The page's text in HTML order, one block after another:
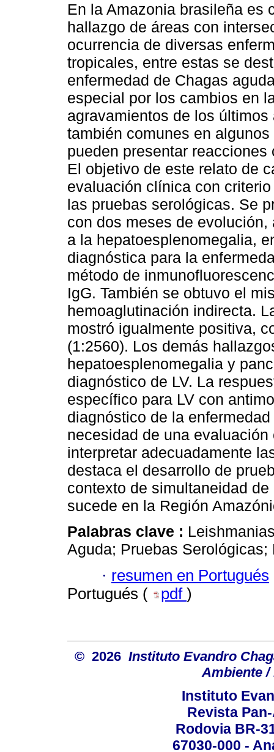
En la Amazonia brasileña es
hallazgo de áreas con
ocurrencia de diversas
tropicales, entre estas se
enfermedad de Chagas
especial por los cambios en
agravamientos de los
también comunes en
pueden presentar
El objetivo de este relato de
evaluación clínica con
las pruebas serológicas. Se
con dos meses de
a la hepatoesplenomegalia,
diagnóstica para la
método de
IgG. También se obtuvo el
hemoaglutinación indirecta.
mostró igualmente positiva,
(1:2560). Los demás
hepatoesplenomegalia y
diagnóstico de LV. La
específico para LV con
diagnóstico de la
necesidad de una
interpretar adecuadamente
destaca el desarrollo de
contexto de simultaneidad
sucede en la Región
Palabras clave :
Aguda; Pruebas
· resumen en Portugués
Portugués (
pdf )
© 2026 Instituto Evandro
Ambiente /
Instituto
Revista
Rodovia BR-
67030-000 -